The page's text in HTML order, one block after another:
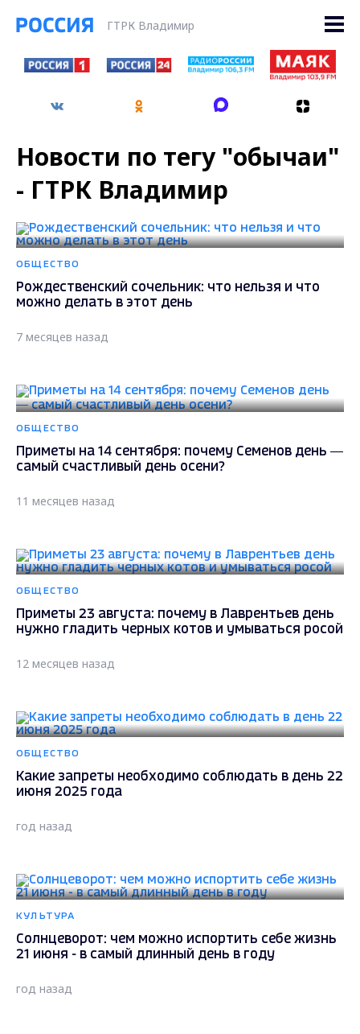
ГТРК Владимир
Новости по тегу "обычаи"
- ГТРК Владимир
ОБЩЕСТВО
Рождественский сочельник: что нельзя и что
можно делать в этот день
7 месяцев назад
ОБЩЕСТВО
Приметы на 14 сентября: почему Семенов день —
самый счастливый день осени?
11 месяцев назад
ОБЩЕСТВО
Приметы 23 августа: почему в Лаврентьев день
нужно гладить черных котов и умываться росой
12 месяцев назад
ОБЩЕСТВО
Какие запреты необходимо соблюдать в день 22
июня 2025 года
год назад
КУЛЬТУРА
Солнцеворот: чем можно испортить себе жизнь
21 июня - в самый длинный день в году
год назад